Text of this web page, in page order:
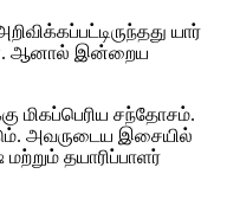
யார்
ஆனால் இன்றைய
மிகப்பெரிய சந்தோசம்.
அவருடைய இசையில்
தயாரிப்பாளர்